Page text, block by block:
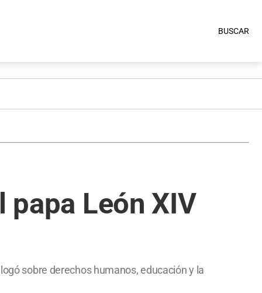
BUSCAR
León XIV
sobre derechos humanos, educación y la